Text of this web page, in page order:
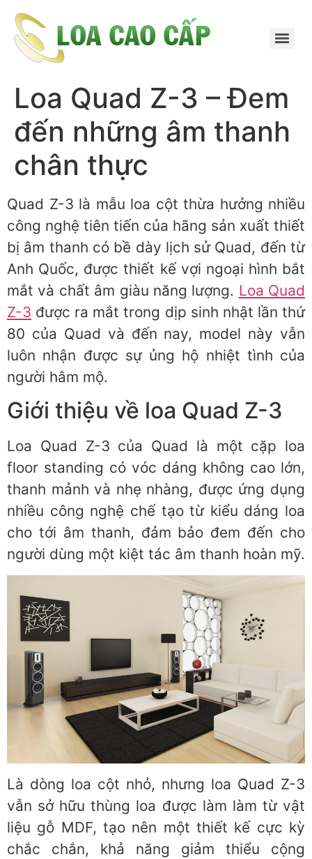
Loa Quad Z-3 – Đem
đến những âm thanh
chân thực
Quad Z-3 là mẫu loa cột thừa hưởng nhiều
công nghệ tiên tiến của hãng sản xuất thiết
bị âm thanh có bề dày lịch sử Quad, đến từ
Anh Quốc, được thiết kế vợi ngoại hình bắt
mắt và chất âm giàu năng lượng. Loa Quad
Z-3 được ra mắt trong dịp sinh nhật lần thứ
80 của Quad và đến nay, model này vẫn
luôn nhận được sự ủng hộ nhiệt tình của
người hâm mộ.
Giới thiệu về loa Quad Z-3
Loa Quad Z-3 của Quad là một cặp loa
floor standing có vóc dáng không cao lớn,
thanh mảnh và nhẹ nhàng, được ứng dụng
nhiều công nghệ chế tạo từ kiểu dáng loa
cho tới âm thanh, đảm bảo đem đến cho
người dùng một kiệt tác âm thanh hoàn mỹ.
Là dòng loa cột nhỏ, nhưng loa Quad Z-3
vẫn sở hữu thùng loa được làm làm từ vật
liệu gỗ MDF, tạo nên một thiết kế cực kỳ
chắc chắn, khả năng giảm thiểu cộng